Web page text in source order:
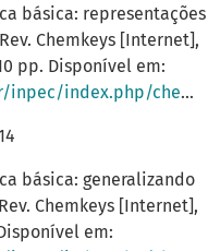
básica: representações
Chemkeys [Internet],
pp. Disponível em:
chemkeys/article/view/10014
básica: generalizando
Chemkeys [Internet],
em: